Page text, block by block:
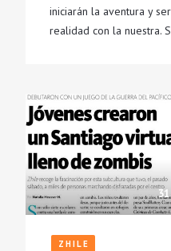
iniciarán la aventura y
realidad con la nuestra.
ZHILE